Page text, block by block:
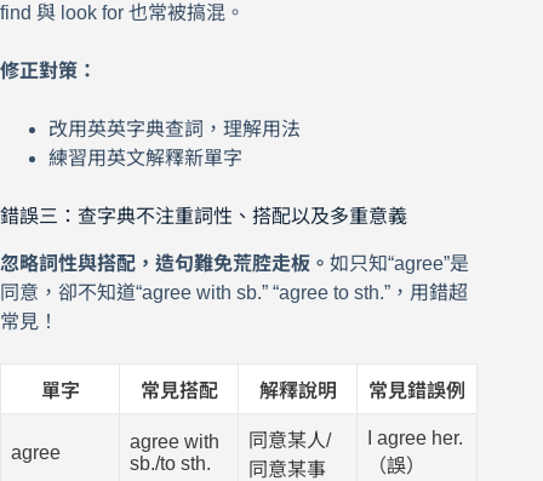
find 與 look for 也常被搞混。
修正對策：
改用英英字典查詞，理解用法
練習用英文解釋新單字
錯誤三：查字典不注重詞性、搭配以及多重意義
忽略詞性與搭配，造句難免荒腔走板。 如只知“agree”是
同意，卻不知道“agree with sb.” “agree to sth.”，用錯超
常見！
單字 常見搭配 解釋說明 常見錯誤例
agree
agree with
sb./to sth.
同意某人/
同意某事
I agree her.
（誤）